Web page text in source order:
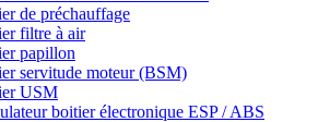
de préchauffage
filtre à air
papillon
servitude moteur (BSM)
USM
boitier électronique ESP / ABS